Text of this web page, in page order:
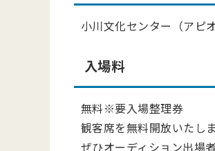
小川文化センター（アピ
入場料
無料※要入場整理券
観客席を無料開放いたしま
ぜひオーディション出場